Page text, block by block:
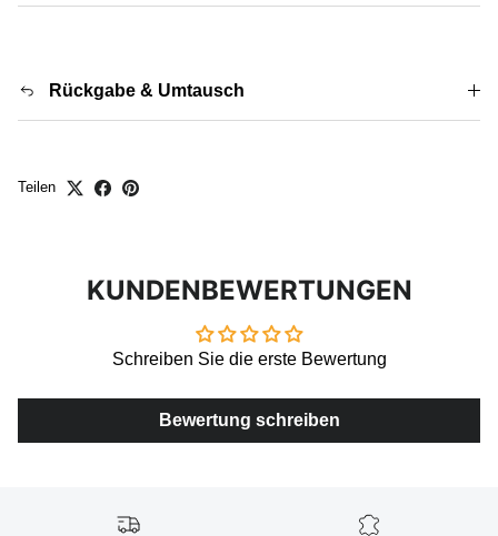
Rückgabe & Umtausch
Teilen
KUNDENBEWERTUNGEN
Schreiben Sie die erste Bewertung
Bewertung schreiben